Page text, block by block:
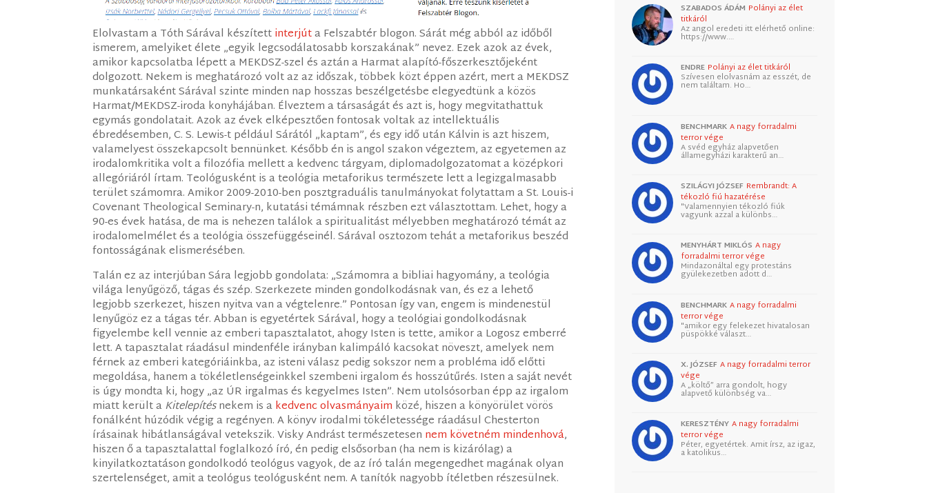
Elolvastam a Tóth Sárával készítettinterjúta Felszabtér blogon. Sárát még abból az időből
ismerem, amelyiket élete „egyik legcsodálatosabb korszakának” nevez. Ezek azok az évek,
amikor kapcsolatba lépett a MEKDSZ-szel és aztán a Harmat alapító-főszerkesztőjeként
dolgozott. Nekem is meghatározó volt az az időszak, többek közt éppen azért, mert a MEKDSZ
munkatársaként Sárával szinte minden nap hosszas beszélgetésbe elegyedtünk a közös
Harmat/MEKDSZ-iroda konyhájában. Élveztem a társaságát és azt is, hogy megvitathattuk
egymás gondolatait. Azok az évek elképesztően fontosak voltak az intellektuális
ébredésemben, C. S. Lewis-t például Sárától „kaptam”, és egy idő után Kálvin is azt hiszem,
valamelyest összekapcsolt bennünket. Később én is angol szakon végeztem, az egyetemen az
irodalomkritika volt a filozófia mellett a kedvenc tárgyam, diplomadolgozatomat a középkori
allegóriáról írtam. Teológusként is a teológia metaforikus természete lett a legizgalmasabb
terület számomra. Amikor 2009-2010-ben posztgraduális tanulmányokat folytattam a St. Louis-i
Covenant Theological Seminary-n, kutatási témámnak részben ezt választottam. Lehet, hogy a
90-es évek hatása, de ma is nehezen találok a spiritualitást mélyebben meghatározó témát az
irodalomelmélet és a teológia összefüggéseinél. Sárával osztozom tehát a metaforikus beszéd
fontosságának elismerésében.
Talán ez az interjúban Sára legjobb gondolata: „Számomra a bibliai hagyomány, a teológia
világa lenyűgöző, tágas és szép. Szerkezete minden gondolkodásnak van, és ez a lehető
legjobb szerkezet, hiszen nyitva van a végtelenre.” Pontosan így van, engem is mindenestül
lenyűgöz ez a tágas tér. Abban is egyetértek Sárával, hogy a teológiai gondolkodásnak
figyelembe kell vennie az emberi tapasztalatot, ahogy Isten is tette, amikor a Logosz emberré
lett. A tapasztalat ráadásul mindenféle irányban kalimpáló kacsokat növeszt, amelyek nem
férnek az emberi kategóriáinkba, az isteni válasz pedig sokszor nem a probléma idő előtti
megoldása, hanem a tökéletlenségeinkkel szembeni irgalom és hosszútűrés. Isten a saját nevét
is úgy mondta ki, hogy „az ÚR irgalmas és kegyelmes Isten”. Nem utolsósorban épp az irgalom
miatt került aKitelepítésnekem is akedvenc olvasmányaim közé, hiszen a könyörület vörös
fonálként húzódik végig a regényen. A könyv irodalmi tökéletessége ráadásul Chesterton
írásainak hibátlanságával vetekszik. Visky Andrást természetesen nem követném mindenhová,
hiszen ő a tapasztalattal foglalkozó író, én pedig elsősorban (ha nem is kizárólag) a
kinyilatkoztatáson gondolkodó teológus vagyok, de az író talán megengedhet magának olyan
szertelenséget, amit a teológus teológusként nem. A tanítók nagyobb ítéletben részesülnek.
SZABADOS ÁDÁM Polányi az élet
titkáról
Az angol eredeti itt elérhető online:
https://www.…
ENDRE Polányi az élet titkáról
Szívesen elolvasnám az esszét, de
nem találtam. Ho…
BENCHMARK A nagy forradalmi
terror vége
A svéd egyház alapvetően
államegyházi karakterű an…
SZILÁGYI JÓZSEF Rembrandt: A
tékozló fiú hazatérése
"Valamennyien tékozló fiúk
vagyunk azzal a különbs…
MENYHÁRT MIKLÓS A nagy
forradalmi terror vége
Mindazonáltal egy protestáns
gyülekezetben adott d…
BENCHMARK A nagy forradalmi
terror vége
"amikor egy felekezet hivatalosan
püspökké választ…
X. JÓZSEF A nagy forradalmi terror
vége
A „költő” arra gondolt, hogy
alapvető különbség va…
KERESZTÉNY A nagy forradalmi
terror vége
Péter, egyetértek. Amit írsz, az igaz,
a katolikus…